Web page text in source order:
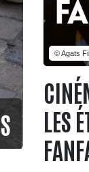
© Agats
LES